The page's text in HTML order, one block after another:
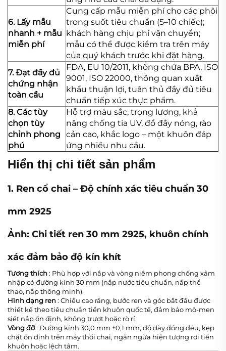
6. Lấy mẫu
nhanh + mẫu
miễn phí
Cung cấp mẫu miễn phí cho các phôi
trong suốt tiêu chuẩn (5–10 chiếc);
khách hàng chịu phí vận chuyển;
mẫu có thể được kiểm tra trên máy
của quý khách trước khi đặt hàng.
7. Đạt đầy đủ
chứng nhận
toàn cầu
FDA, EU 10/2011, không chứa BPA, ISO
9001, ISO 22000, thông quan xuất
khẩu thuận lợi, tuân thủ đầy đủ tiêu
chuẩn tiếp xúc thực phẩm.
8. Các tùy
chọn tùy
chỉnh phong
phú
Hỗ trợ màu sắc, trọng lượng, khả
năng chống tia UV, đổ đầy nóng, rào
cản cao, khắc logo – một khuôn đáp
ứng nhiều nhu cầu.
Hiển thị chi tiết sản phẩm
1. Ren cổ chai – Độ chính xác tiêu chuẩn 30
mm 2925
Ảnh: Chi tiết ren 30 mm 2925, khuôn chính
xác đảm bảo độ kín khít
Tương thích: Phù hợp với nắp và vòng niêm phong chống xâm
nhập có đường kính 30 mm (nắp nước tiêu chuẩn, nắp thể
thao, nắp thông minh).
Hình dạng ren: Chiều cao răng, bước ren và góc bắt đầu được
thiết kế theo tiêu chuẩn tiền khuôn quốc tế, đảm bảo mô-men
siết nắp ổn định, không trượt hoặc rò rỉ.
Vòng đỡ: Đường kính 30,0 mm ±0,1 mm, độ dày đồng đều, kẹp
chặt ổn định trên máy thổi chai, ngăn ngừa hiện tượng rơi tiền
khuôn hoặc lệch tâm.